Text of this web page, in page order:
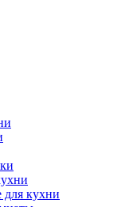
кухни